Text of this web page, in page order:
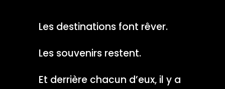
Les destinations font rêver.
Les souvenirs restent.
Et derrière chacun d’eux, il y a